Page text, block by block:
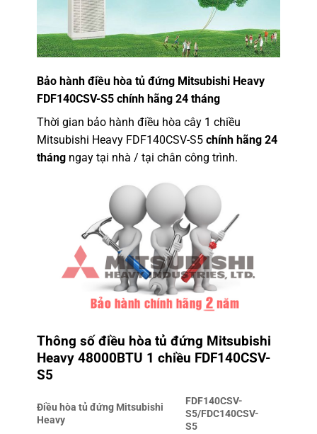
Bảo hành điều hòa tủ đứng Mitsubishi Heavy
FDF140CSV-S5 chính hãng 24 tháng
Thời gian bảo hành điều hòa cây 1 chiều
Mitsubishi Heavy FDF140CSV-S5 chính hãng 24
thángngay tại nhà / tại chân công trình.
Thông sốđiều hòa tủ đứng Mitsubishi
Heavy 48000BTU 1 chiều FDF140CSV-
S5
Điều hòa tủ đứng Mitsubishi
Heavy
FDF140CSV-
S5/FDC140CSV-
S5